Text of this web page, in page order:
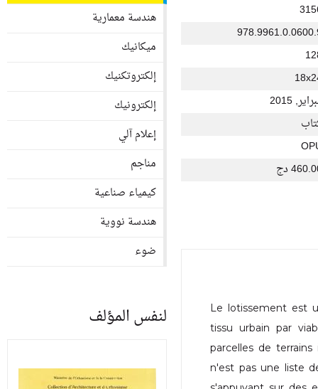
2015
دج
Le lotissement est
tissu urbain par
parcelles de
n'est pas une liste
هندسة معمارية
ميكانيك
إلكتروتكنيك
إلكترونيك
إعلام آلي
مناجم
كيمياء صناعية
هندسة نووية
ضوء
لنفس المؤلف